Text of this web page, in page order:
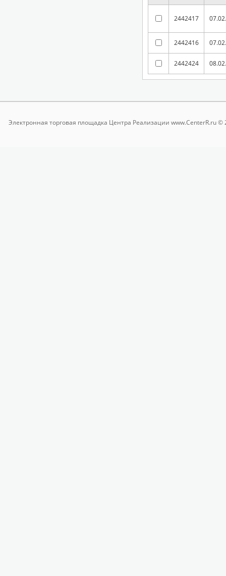
2442417
2442416
2442424
Электронная торговая площадка Центра Реализации www.CenterR.ru ©